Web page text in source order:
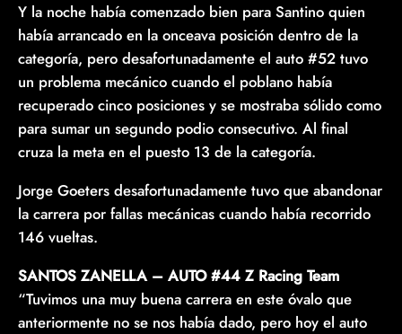
Y la noche había comenzado bien para Santino quien
había arrancado en la onceava posición dentro de la
categoría, pero desafortunadamente el auto #52 tuvo
un problema mecánico cuando el poblano había
recuperado cinco posiciones y se mostraba sólido como
para sumar un segundo podio consecutivo. Al final
cruza la meta en el puesto 13 de la categoría.
Jorge Goeters desafortunadamente tuvo que abandonar
la carrera por fallas mecánicas cuando había recorrido
146 vueltas.
SANTOS ZANELLA – AUTO #44 Z Racing Team
“Tuvimos una muy buena carrera en este óvalo que
anteriormente no se nos había dado, pero hoy el auto